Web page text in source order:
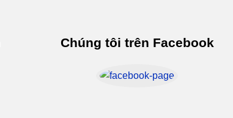
Chúng tôi trên Facebook